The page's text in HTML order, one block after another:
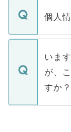
■応募
関を公
に、医
みを人
ていま
ん。ま
定を承
の辞退
個人
個人情
で、ご
などで
ご本人
支援を
ている
いま
が、
すか？